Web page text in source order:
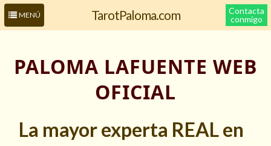
MENÚ TarotPaloma.com
Contacta
conmigo
PALOMA LAFUENTE WEB
OFICIAL
La mayor experta REAL en